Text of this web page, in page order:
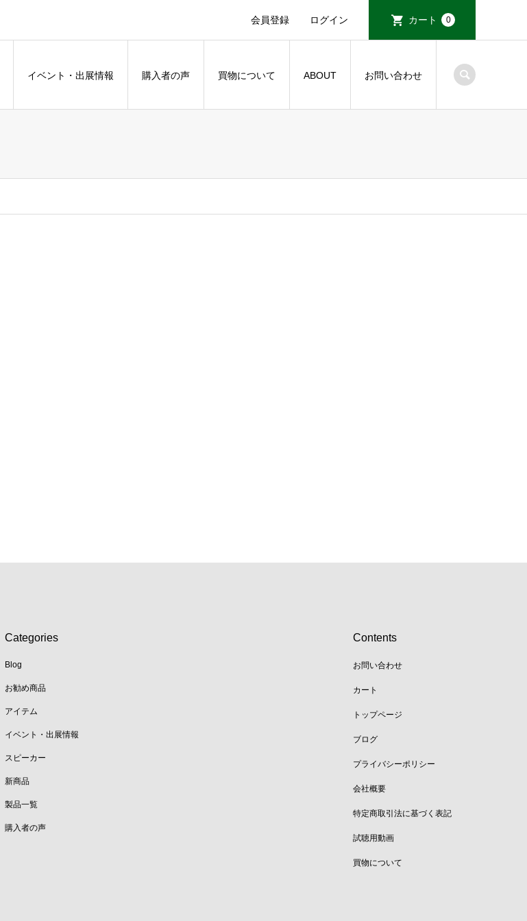
会員登録 ログイン カート 0
イベント・出展情報 購入者の声 買物について ABOUT お問い合わせ
Categories
Blog
お勧め商品
アイテム
イベント・出展情報
スピーカー
新商品
製品一覧
購入者の声
Contents
お問い合わせ
カート
トップページ
ブログ
プライバシーポリシー
会社概要
特定商取引法に基づく表記
試聴用動画
買物について